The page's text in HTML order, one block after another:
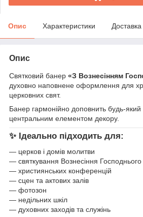
Опис Характеристики Доставка
Опис
Святковий банер «З Вознесінням
духовно наповнене оформлення для
церковних свят.
Банер гармонійно доповнить будь-який
центральним елементом декору.
✨ Ідеально підходить для:
— церков і домів молитви
— святкування Вознесіння Господнього
— християнських конференцій
— сцен та актових залів
— фотозон
— недільних шкіл
— духовних заходів та служінь